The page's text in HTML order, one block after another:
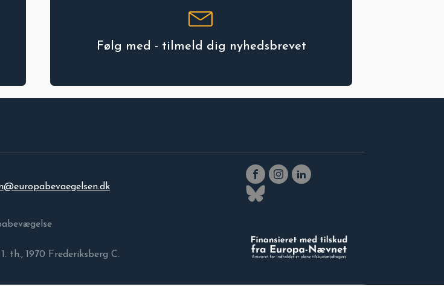
Følg med - tilmeld dig nyhedsbrevet
th., 1970 Frederiksberg C.